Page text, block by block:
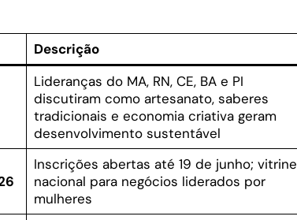
Descrição
Lideranças do MA, RN, CE, BA e PI
discutiram como artesanato, saberes
tradicionais e economia criativa geram
desenvolvimento sustentável
Inscrições abertas até 19 de junho; vitrine
nacional para negócios liderados por
mulheres